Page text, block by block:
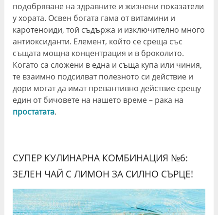
подобряване на здравните и жизнени показатели
у хората. Освен богата гама от витамини и
каротеноиди, той съдържа и изключително много
антиоксиданти. Елемент, който се среща със
същата мощна концентрация и в броколито.
Когато са сложени в една и съща купа или чиния,
те взаимно подсилват полезното си действие и
дори могат да имат превантивно действие срещу
един от бичовете на нашето време – рака на
простатата.
СУПЕР КУЛИНАРНА КОМБИНАЦИЯ №6:
ЗЕЛЕН ЧАЙ С ЛИМОН ЗА СИЛНО СЪРЦЕ!